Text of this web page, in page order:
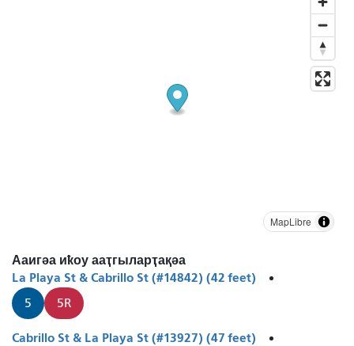
MapLibre
Ааигәа иҟоу ааҭгыларҭақәа
La Playa St & Cabrillo St (#14842) (42 feet)
5 5R
Cabrillo St & La Playa St (#13927) (47 feet)